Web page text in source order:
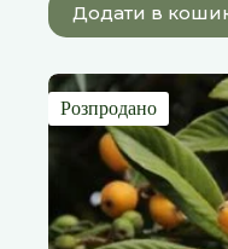
Додати в
Розпродано